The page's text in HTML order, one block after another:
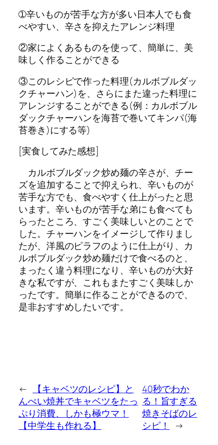
➀辛いものが苦手な方が多い日本人でも食
べやすい、辛さを抑えたアレンジ料理
②家によくあるものを使って、簡単に、美
味しく作ることができる
③このレシピで作った料理(カルボブルダッ
クチャーハン)を、さらにまた違った料理に
アレンジすることができる(例：カルボブル
ダックチャーハンを海苔で巻いてキンパ(海
苔巻き)にする等)
[実食してみた感想]
カルボブルダック炒め麺の辛さが、チー
ズを追加することで抑えられ、辛いものが
苦手な方でも、食べやすく仕上がったと思
います。辛いものが苦手な弟にも食べても
らったところ、すごく美味しいとのことで
した。チャーハンをイメージして作りまし
たが、洋風のピラフのように仕上がり、カ
ルボブルダック炒め麺だけで食べるのと、
まったく違う料理になり、辛いものが大好
きな私ですが、これもまたすごく美味しか
ったです。簡単に作ることができるので、
是非おすすめしたいです。
←
【キャベツのレシピ】と
んぺい焼丼でキャベツをたっ
ぷり消費、しかも極ウマ！
【中学生も作れる】
40秒でわか
る！旨すぎる
焼きそばのレ
シピ！
→